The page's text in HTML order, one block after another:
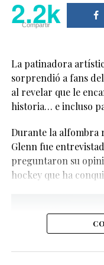
Ver esta
sobre un posible
fuerza.
El
2.2k
Compartir
La patinadora
sorprendió a fans
al revelar que le
historia… e incluso
Durante la alfombra
Glenn fue
preguntaron su
hockey que ha